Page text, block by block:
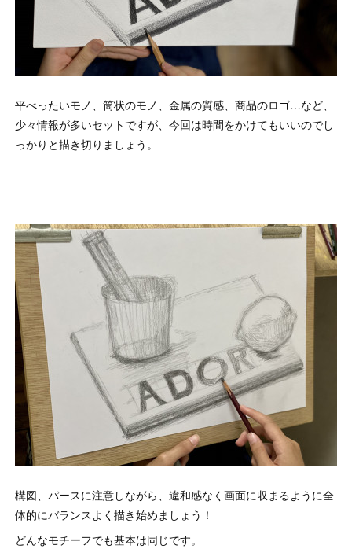
平べったいモノ、筒状のモノ、金属の質感、商品のロゴ…など、
少々情報が多いセットですが、今回は時間をかけてもいいのでし
っかりと描き切りましょう。
構図、パースに注意しながら、違和感なく画面に収まるように全
体的にバランスよく描き始めましょう！
どんなモチーフでも基本は同じです。